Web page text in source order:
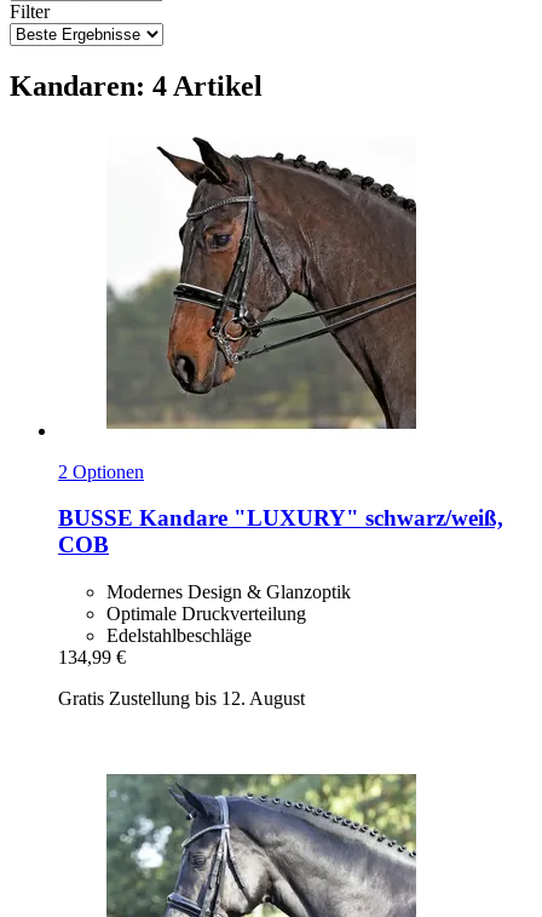
Filter
Kandaren: 4 Artikel
2 Optionen
BUSSE Kandare "LUXURY" schwarz/weiß,
COB
Modernes Design & Glanzoptik
Optimale Druckverteilung
Edelstahlbeschläge
134,99 €
Gratis Zustellung bis 12. August